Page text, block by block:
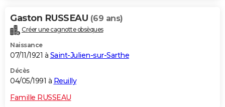
Gaston RUSSEAU (69 ans)
Créer une cagnotte obsèques
Naissance
07/11/1921 à Saint-Julien-sur-Sarthe
Décès
04/05/1991 à Reuilly
Famille RUSSEAU